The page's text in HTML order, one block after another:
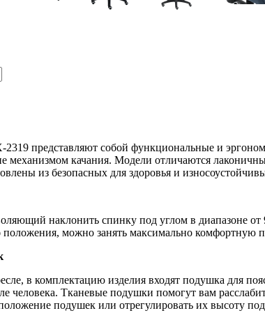
2319 представляют собой функциональные и
механизмом качания. Модели отличаются
из безопасных для здоровья и
наклонить спинку под углом в диапазоне
положения, можно занять максимально
в комплектацию изделия входят подушка для
человека. Тканевые подушки помогут вам
подушек или отрегулировать их высоту